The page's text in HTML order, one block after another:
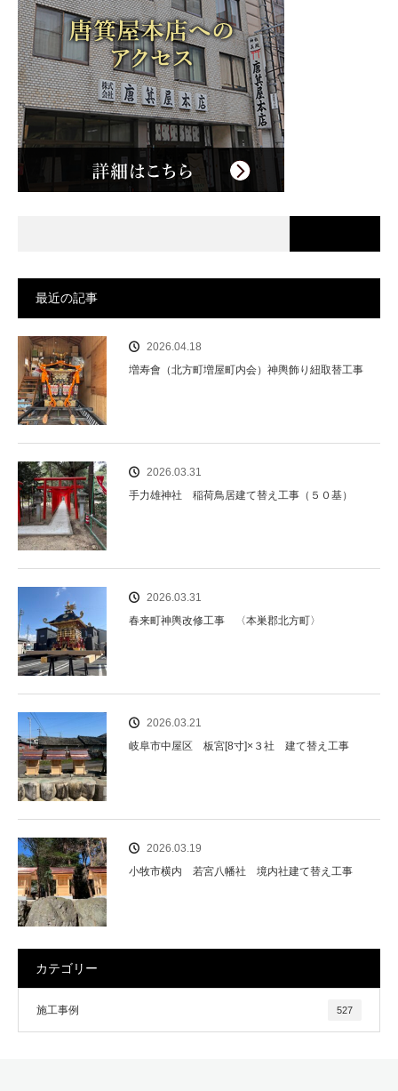
最近の記事
2026.04.18
増寿會（北方町増屋町内会）神輿飾り紐取替工事
2026.03.31
手力雄神社 稲荷鳥居建て替え工事（５０基）
2026.03.31
春来町神輿改修工事 〈本巣郡北方町〉
2026.03.21
岐阜市中屋区 板宮[8寸]×３社 建て替え工事
2026.03.19
小牧市横内 若宮八幡社 境内社建て替え工事
カテゴリー
施工事例 527